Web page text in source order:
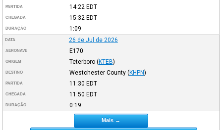
PARTIDA 14:22 EDT
CHEGADA 15:32 EDT
DURAÇÃO 1:09
DATA 26 de Jul de 2026
AERONAVE E170
ORIGEM Teterboro (KTEB)
DESTINO Westchester County (KHPN)
PARTIDA 11:30 EDT
CHEGADA 11:50 EDT
DURAÇÃO 0:19
Mais →